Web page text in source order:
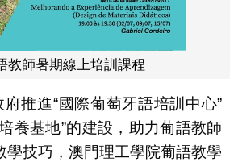
教師暑期線上培訓課程
推進“國際葡萄牙語培訓中心”
養基地”的建設，助力葡語教師
學技巧，澳門理工學院葡語教學